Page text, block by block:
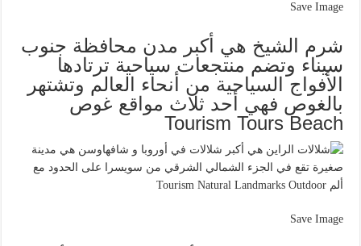
Save Image
شرم الشيخ هي أكبر مدن محافظة جنوب
سيناء وتضم منتجعات سياحية ترتادها
الأفواج السياحية من أنحاء العالم وتشتهر
بالغوص فهي أحد ثلاث مواقع غوص
Tourism Tours Beach
Save Image